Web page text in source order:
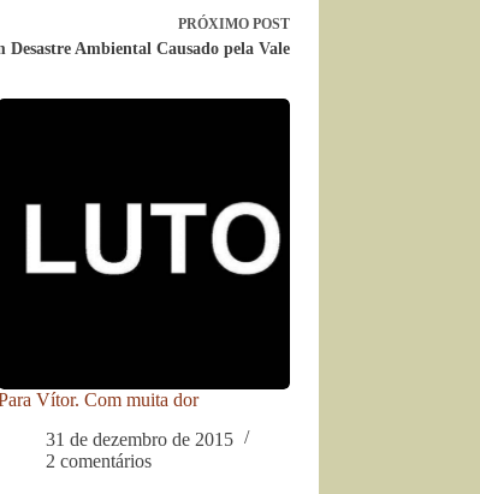
PRÓXIMO POST
Desastre Ambiental Causado pela Vale
Vítor. Com muita dor
31 de dezembro de 2015
2 comentários